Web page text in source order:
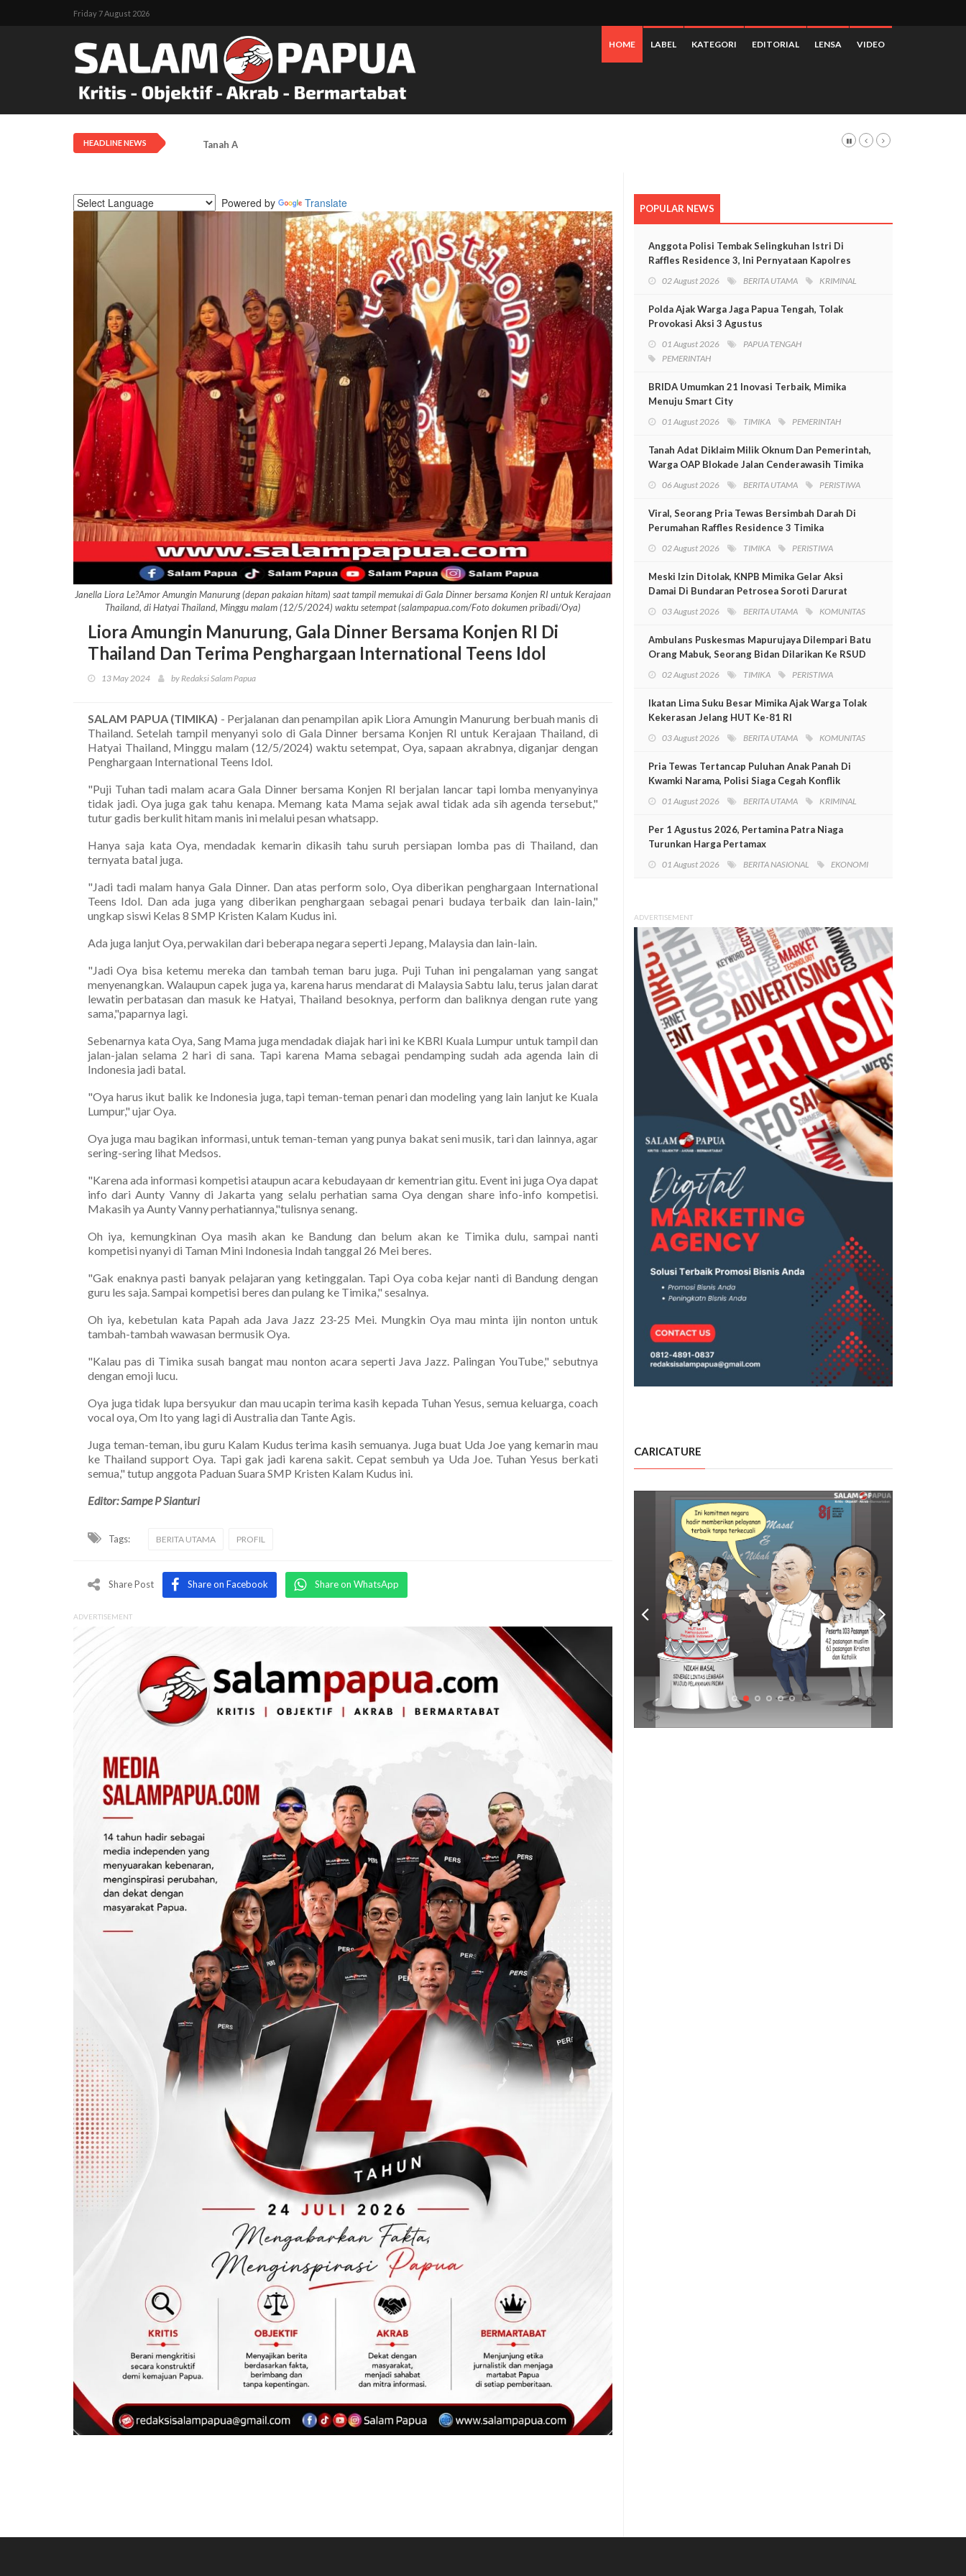
Friday 7 August 2026
HOME LABEL KATEGORI EDITORIAL LENSA VIDEO
HEADLINE NEWS Tanah Adat Diklaim Milik Oknum Dan Pemerintah, Warga OAP Blokade Jalan Cenderawasih Timika
Powered by Translate
Janella Liora Le?Amor Amungin Manurung (depan pakaian hitam) saat tampil memukai di Gala Dinner bersama Konjen RI untuk Kerajaan
Thailand, di Hatyai Thailand, Minggu malam (12/5/2024) waktu setempat (salampapua.com/Foto dokumen pribadi/Oya)
Liora Amungin Manurung, Gala Dinner Bersama Konjen RI Di
Thailand Dan Terima Penghargaan International Teens Idol
13 May 2024 by Redaksi Salam Papua
SALAM PAPUA (TIMIKA) - Perjalanan dan penampilan apik Liora Amungin Manurung berbuah manis di
Thailand. Setelah tampil menyanyi solo di Gala Dinner bersama Konjen RI untuk Kerajaan Thailand, di
Hatyai Thailand, Minggu malam (12/5/2024) waktu setempat, Oya, sapaan akrabnya, diganjar dengan
Penghargaan International Teens Idol.
"Puji Tuhan tadi malam acara Gala Dinner bersama Konjen RI berjalan lancar tapi lomba menyanyinya
tidak jadi. Oya juga gak tahu kenapa. Memang kata Mama sejak awal tidak ada sih agenda tersebut,"
tutur gadis berkulit hitam manis ini melalui pesan whatsapp.
Hanya saja kata Oya, mendadak kemarin dikasih tahu suruh persiapan lomba pas di Thailand, dan
ternyata batal juga.
"Jadi tadi malam hanya Gala Dinner. Dan atas perform solo, Oya diberikan penghargaan International
Teens Idol. Dan ada juga yang diberikan penghargaan sebagai penari budaya terbaik dan lain-lain,"
ungkap siswi Kelas 8 SMP Kristen Kalam Kudus ini.
Ada juga lanjut Oya, perwakilan dari beberapa negara seperti Jepang, Malaysia dan lain-lain.
"Jadi Oya bisa ketemu mereka dan tambah teman baru juga. Puji Tuhan ini pengalaman yang sangat
menyenangkan. Walaupun capek juga ya, karena harus mendarat di Malaysia Sabtu lalu, terus jalan darat
lewatin perbatasan dan masuk ke Hatyai, Thailand besoknya, perform dan baliknya dengan rute yang
sama,"paparnya lagi.
Sebenarnya kata Oya, Sang Mama juga mendadak diajak hari ini ke KBRI Kuala Lumpur untuk tampil dan
jalan-jalan selama 2 hari di sana. Tapi karena Mama sebagai pendamping sudah ada agenda lain di
Indonesia jadi batal.
"Oya harus ikut balik ke Indonesia juga, tapi teman-teman penari dan modeling yang lain lanjut ke Kuala
Lumpur," ujar Oya.
Oya juga mau bagikan informasi, untuk teman-teman yang punya bakat seni musik, tari dan lainnya, agar
sering-sering lihat Medsos.
"Karena ada informasi kompetisi ataupun acara kebudayaan dr kementrian gitu. Event ini juga Oya dapat
info dari Aunty Vanny di Jakarta yang selalu perhatian sama Oya dengan share info-info kompetisi.
Makasih ya Aunty Vanny perhatiannya,"tulisnya senang.
Oh iya, kemungkinan Oya masih akan ke Bandung dan belum akan ke Timika dulu, sampai nanti
kompetisi nyanyi di Taman Mini Indonesia Indah tanggal 26 Mei beres.
"Gak enaknya pasti banyak pelajaran yang ketinggalan. Tapi Oya coba kejar nanti di Bandung dengan
guru les saja. Sampai kompetisi beres dan pulang ke Timika," sesalnya.
Oh iya, kebetulan kata Papah ada Java Jazz 23-25 Mei. Mungkin Oya mau minta ijin nonton untuk
tambah-tambah wawasan bermusik Oya.
"Kalau pas di Timika susah bangat mau nonton acara seperti Java Jazz. Palingan YouTube," sebutnya
dengan emoji lucu.
Oya juga tidak lupa bersyukur dan mau ucapin terima kasih kepada Tuhan Yesus, semua keluarga, coach
vocal oya, Om Ito yang lagi di Australia dan Tante Agis.
Juga teman-teman, ibu guru Kalam Kudus terima kasih semuanya. Juga buat Uda Joe yang kemarin mau
ke Thailand support Oya. Tapi gak jadi karena sakit. Cepat sembuh ya Uda Joe. Tuhan Yesus berkati
semua," tutup anggota Paduan Suara SMP Kristen Kalam Kudus ini.
Editor: Sampe P Sianturi
Tags: BERITA UTAMA PROFIL
Share Post Share on Facebook Share on WhatsApp
ADVERTISEMENT
POPULAR NEWS
Anggota Polisi Tembak Selingkuhan Istri Di
Raffles Residence 3, Ini Pernyataan Kapolres
02 August 2026 BERITA UTAMA KRIMINAL
Polda Ajak Warga Jaga Papua Tengah, Tolak
Provokasi Aksi 3 Agustus
01 August 2026
PAPUA TENGAH
PEMERINTAH
BRIDA Umumkan 21 Inovasi Terbaik, Mimika
Menuju Smart City
01 August 2026 TIMIKA PEMERINTAH
Tanah Adat Diklaim Milik Oknum Dan Pemerintah,
Warga OAP Blokade Jalan Cenderawasih Timika
06 August 2026 BERITA UTAMA PERISTIWA
Viral, Seorang Pria Tewas Bersimbah Darah Di
Perumahan Raffles Residence 3 Timika
02 August 2026 TIMIKA PERISTIWA
Meski Izin Ditolak, KNPB Mimika Gelar Aksi
Damai Di Bundaran Petrosea Soroti Darurat
03 August 2026 BERITA UTAMA KOMUNITAS
Ambulans Puskesmas Mapurujaya Dilempari Batu
Orang Mabuk, Seorang Bidan Dilarikan Ke RSUD
02 August 2026 TIMIKA PERISTIWA
Ikatan Lima Suku Besar Mimika Ajak Warga Tolak
Kekerasan Jelang HUT Ke-81 RI
03 August 2026 BERITA UTAMA KOMUNITAS
Pria Tewas Tertancap Puluhan Anak Panah Di
Kwamki Narama, Polisi Siaga Cegah Konflik
01 August 2026 BERITA UTAMA KRIMINAL
Per 1 Agustus 2026, Pertamina Patra Niaga
Turunkan Harga Pertamax
01 August 2026 BERITA NASIONAL EKONOMI
ADVERTISEMENT
CARICATURE